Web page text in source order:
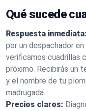
Qué sucede
Respuesta inmediata:
por un despachador
verificamos cuadrillas
próximo. Recibirás un
y el nombre de tu
madrugada.
Precios claros: